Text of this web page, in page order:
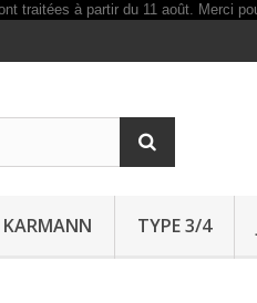
KARMANN TYPE 3/4